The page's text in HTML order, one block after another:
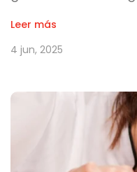
Leer más
4 jun, 2025